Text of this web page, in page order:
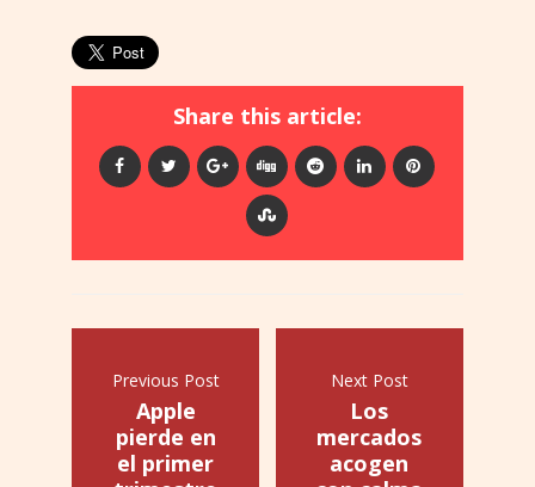
Share this article:
Previous Post
Apple
pierde en
el primer
Next Post
Los
mercados
acogen